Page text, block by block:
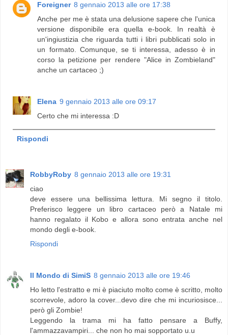
Foreigner 8 gennaio 2013 alle ore 17:38
Anche per me è stata una delusione sapere che l'unica
versione disponibile era quella e-book. In realtà è
un'ingiustizia che riguarda tutti i libri pubblicati solo in
un formato. Comunque, se ti interessa, adesso è in
corso la petizione per rendere "Alice in Zombieland"
anche un cartaceo ;)
Elena 9 gennaio 2013 alle ore 09:17
Certo che mi interessa :D
Rispondi
RobbyRoby 8 gennaio 2013 alle ore 19:31
ciao
deve essere una bellissima lettura. Mi segno il titolo.
Preferisco leggere un libro cartaceo però a Natale mi
hanno regalato il Kobo e allora sono entrata anche nel
mondo degli e-book.
Rispondi
Il Mondo di SimiS 8 gennaio 2013 alle ore 19:46
Ho letto l'estratto e mi è piaciuto molto come è scritto, molto
scorrevole, adoro la cover...devo dire che mi incuriosisce...
però gli Zombie!
Leggendo la trama mi ha fatto pensare a Buffy,
l'ammazzavampiri... che non ho mai sopportato u.u